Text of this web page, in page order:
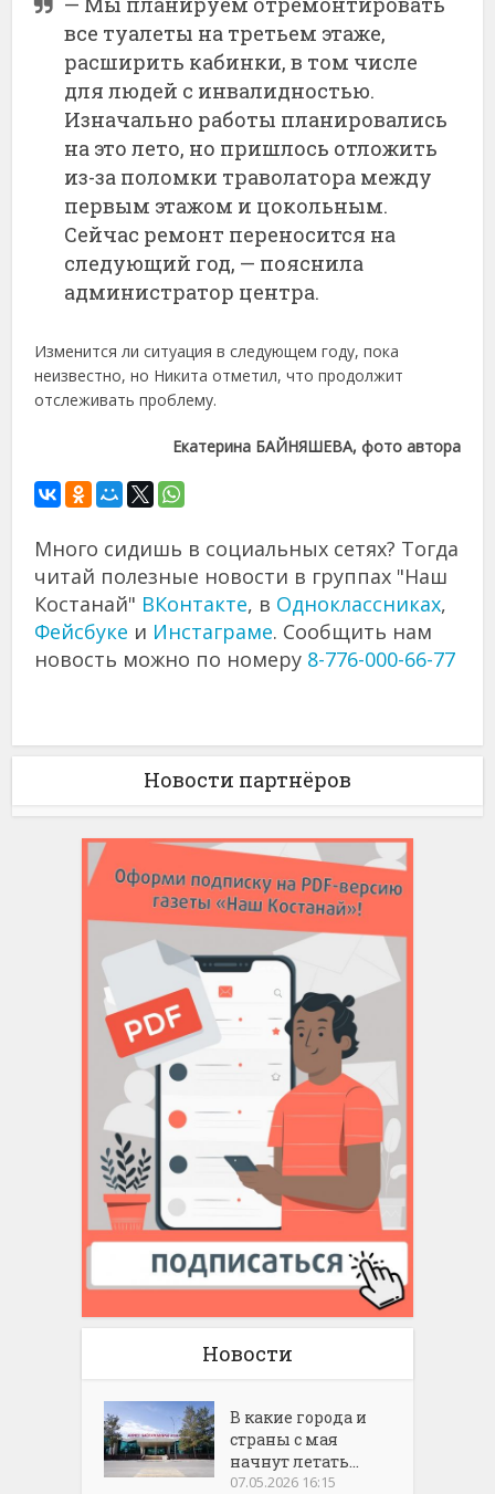
все туалеты на третьем этаже,
расширить кабинки, в том числе
для людей с инвалидностью.
Изначально работы планировались
на это лето, но пришлось отложить
из-за поломки траволатора между
первым этажом и цокольным.
Сейчас ремонт переносится на
следующий год, — пояснила
администратор центра.
Изменится ли ситуация в следующем году, пока
неизвестно, но Никита отметил, что продолжит
отслеживать проблему.
Екатерина БАЙНЯШЕВА, фото автора
Много сидишь в социальных сетях? Тогда
читай полезные новости в группах "Наш
Костанай" ВКонтакте, в Одноклассниках,
Фейсбуке и Инстаграме. Сообщить нам
новость можно по номеру 8-776-000-66-77
Новости партнёров
Новости
В какие города и
страны с мая
начнут летать...
07.05.2026 16:15